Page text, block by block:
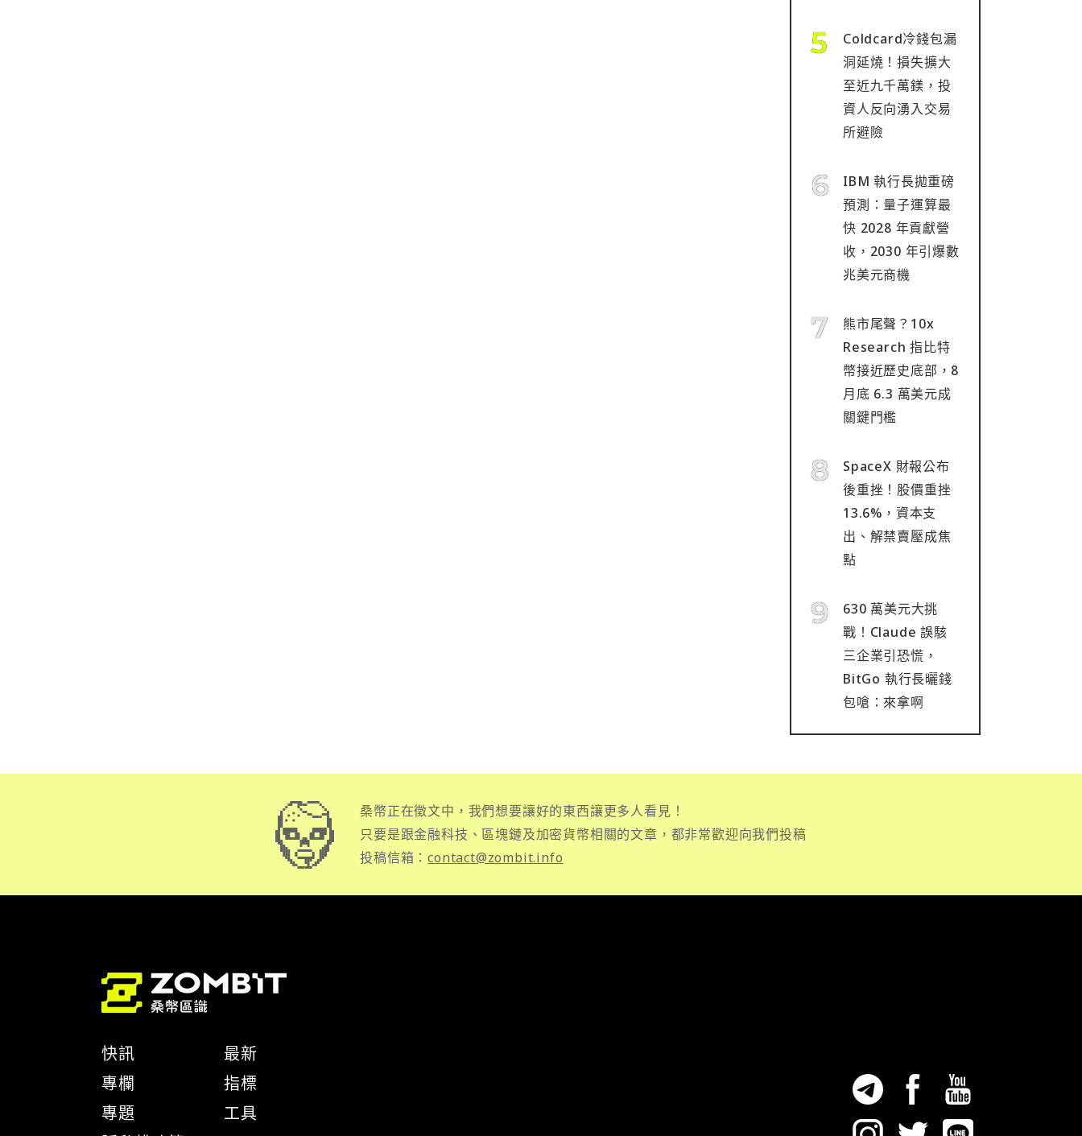
Coldcard冷錢包漏
洞延燒！損失擴大
至近九千萬鎂，投
資人反向湧入交易
所避險
IBM 執行長拋重磅
預測：量子運算最
快 2028 年貢獻營
收，2030 年引爆數
兆美元商機
熊市尾聲？10x
Research 指比特
幣接近歷史底部，8
月底 6.3 萬美元成
關鍵門檻
SpaceX 財報公布
後重挫！股價重挫
13.6%，資本支
出、解禁賣壓成焦
點
630 萬美元大挑
戰！Claude 誤駭
三企業引恐慌，
BitGo 執行長曬錢
包嗆：來拿啊
桑幣正在徵文中，我們想要讓好的東西讓更多人看見！
只要是跟金融科技、區塊鏈及加密貨幣相關的文章，都非常歡迎向我們投稿
投稿信箱：contact@zombit.info
快訊
專欄
專題
最新
指標
工具